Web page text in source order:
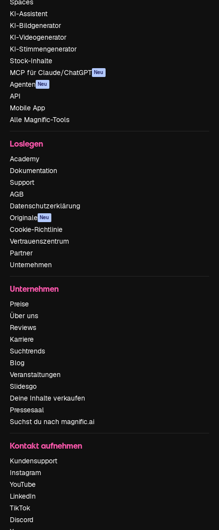
Spaces
KI-Assistent
KI-Bildgenerator
KI-Videogenerator
KI-Stimmengenerator
Stock-Inhalte
MCP für Claude/ChatGPT Neu
Agenten Neu
API
Mobile App
Alle Magnific-Tools
Loslegen
Academy
Dokumentation
Support
AGB
Datenschutzerklärung
Originale Neu
Cookie-Richtlinie
Vertrauenszentrum
Partner
Unternehmen
Unternehmen
Preise
Über uns
Reviews
Karriere
Suchtrends
Blog
Veranstaltungen
Slidesgo
Deine Inhalte verkaufen
Pressesaal
Suchst du nach magnific.ai
Kontakt aufnehmen
Kundensupport
Instagram
YouTube
LinkedIn
TikTok
Discord